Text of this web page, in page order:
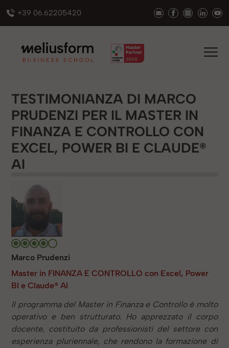
+39 06.62205420
TESTIMONIANZA DI MARCO
PRUDENZI PER IL MASTER IN
FINANZA E CONTROLLO CON
EXCEL, POWER BI E CLAUDE®
AI
Marco Prudenzi
Master in FINANZA E CONTROLLO con Excel, Power
BI e Claude® AI
Il programma del Master in Finanza e Controllo è molto
operativo e ben strutturato. Ho apprezzato il corpo
docente, costituito da professionisti del settore con
esperienza pluriennale, che rendono la formazione di